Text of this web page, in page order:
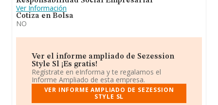
Ver Información
Cotiza en Bolsa
NO
Ver el informe ampliado de Sezession
Style Sl ¡Es gratis!
Regístrate en eInforma y te regalamos el
Informe Ampliado de esta empresa.
VER INFORME AMPLIADO DE SEZESSION
STYLE SL